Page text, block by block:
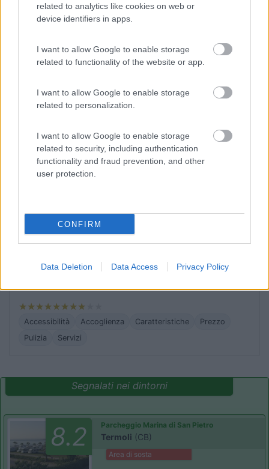
related to analytics like cookies on web or
device identifiers in apps.
I want to allow Google to enable storage
related to functionality of the website or app.
I want to allow Google to enable storage
related to personalization.
I want to allow Google to enable storage
related to security, including authentication
functionality and fraud prevention, and other
user protection.
CONFIRM
Data Deletion Data Access Privacy Policy
uscita. Ottimo servizio il sistema di riciclo delle
bottiglie di plastica e relativi tappi che mai
pensavamo di trovare in una località così piccola.
Intero paese favorevole e disponibile nei confronti
dei camperisti. Se vi trovate in zona merita la
Pulizia
Servizi
ComuneGambatesa
Accessibilità
Pulizia
Servizi
23/01/2011 18:36
Accessibilità Accoglienza Caratteristiche
Prezzo
Pulizia
Servizi
Segnalati nei dintorni
8.2 Parcheggio Marina di San Pietro
Termoli (CB)
Area di sosta